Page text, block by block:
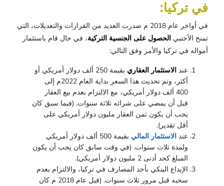
في تركيا:
في أواخر عام 2018 م صدرت العديد من القرارات والتعديلات، التي
تمنح الأجنبي الحصول على الجنسية التركية، في حال قام باستثمار
أمواله في تركيا والأمر وفق التالي:
عند الاستثمار العقاري
بقيمة 250 ألف دولار أمريكي أو
أكثر، وتم تحديث هذا السعر بداية العام 2022م إلى
400 ألف دولار أمريكي، مع الالتزام بعدم بيع العقار
قبل أن يمضي على شرائه ثلاثة سنوات. (فيما سبق كان
يجب أن يكون ثمن العقار مليون دولار أمريكي على
أقل تقدير).
عند الاستثمار المالي
بقيمة 500 ألف دولار أمريكي
ولمدة ثلاث سنوات. (في وقت سابق كان يجب أن يكون
المبلغ كحد أدنى 2 مليون دولار أمريكي).
الإيداع البنكي بأحد المصارف في تركيا، والالتزام بعدم
سحبه قبل مرور ثلاث سنوات. (قبل عام 2018 م كان